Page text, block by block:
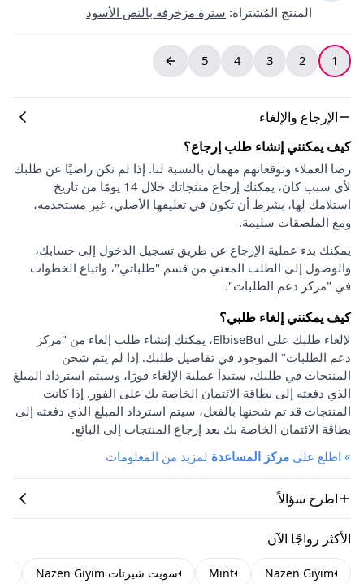
المنتج المُشتراة: سترة مزخرفة بالنص الأسود
1
2
3
4
5
الإرجاع والإلغاء
كيف يمكنني إنشاء طلب إرجاع؟
رضا العملاء وتوقعاتهم مهمان بالنسبة لنا. إذا لم تكن راضيًا عن طلبك
لأي سبب كان، يمكنك إرجاع منتجاتك خلال 14 يومًا من تاريخ
استلامك لها، بشرط أن تكون في تغليفها الأصلي، غير مستخدمة،
ومع الملصقات سليمة.
يمكنك بدء عملية الإرجاع عن طريق تسجيل الدخول إلى حسابك،
والوصول إلى الطلب المعني من قسم "طلباتي"، واتباع الخطوات
في "مركز دعم الطلبات".
كيف يمكنني إلغاء طلبي؟
لإلغاء طلبك على ElbiseBul، يمكنك إنشاء طلب إلغاء من "مركز
دعم الطلبات" الموجود في تفاصيل طلبك. إذا لم يتم شحن
المنتجات في طلبك، ستبدأ عملية الإلغاء فورًا، وسيتم استرداد المبلغ
الذي دفعته إلى بطاقة الائتمان الخاصة بك على الفور. إذا كانت
المنتجات قد تم شحنها بالفعل، سيتم استرداد المبلغ الذي دفعته إلى
بطاقة الائتمان الخاصة بك بعد إرجاع المنتجات إلى البائع.
» اطلع على مركز المساعدة لمزيد من المعلومات
اطرح سؤالاً
الأكثر رواجًا الآن
Nazen Giyim
Mint سويت شيرتات Nazen Giyim